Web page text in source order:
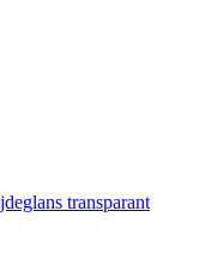
transparant